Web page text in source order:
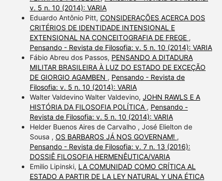
v. 5 n. 10 (2014): VARIA
Eduardo Antônio Pitt, CONSIDERAÇÕES ACERCA DOS
CRITÉRIOS DE IDENTIDADE INTENSIONAL E
EXTENSIONAL NA CONCEITOGRAFIA DE FREGE ,
Pensando - Revista de Filosofia: v. 5 n. 10 (2014): VARIA
Fábio Abreu dos Passos, PENSANDO A DITADURA
MILITAR BRASILEIRA À LUZ DO ESTADO DE EXCEÇÃO
DE GIORGIO AGAMBEN , Pensando - Revista de
Filosofia: v. 5 n. 10 (2014): VARIA
Walter Valdevino Walter Valdevino, JOHN RAWLS E A
HISTÓRIA DA FILOSOFIA POLÍTICA , Pensando -
Revista de Filosofia: v. 5 n. 10 (2014): VARIA
Helder Buenos Aires de Carvalho , José Elielton de
Sousa , OS BARBAROS JÁ NOS GOVERNAM! ,
Pensando - Revista de Filosofia: v. 7 n. 13 (2016):
DOSSIÊ FILOSOFIA HERMENÊUTICA/VARIA
Emilio Lipinski, LA COMUNIDAD COMO CRÍTICA AL
ESTADO A PARTIR DE LA LEY NATURAL Y UNA ÉTICA